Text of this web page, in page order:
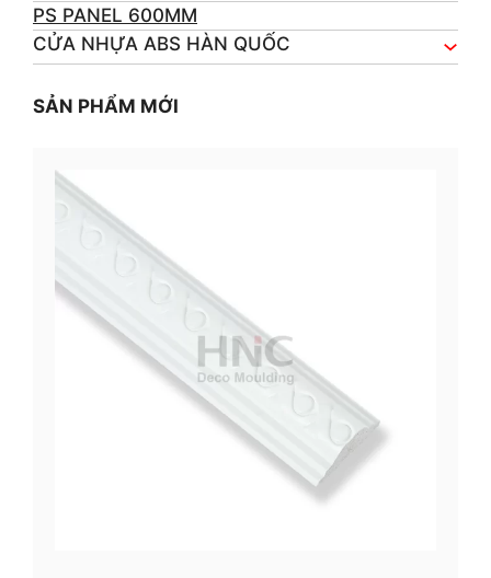
PS PANEL 600MM
CỬA NHỰA ABS HÀN QUỐC
SẢN PHẨM MỚI